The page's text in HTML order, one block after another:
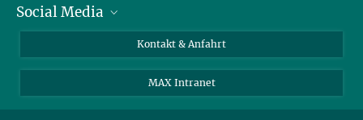
Journalist*innen
Social Media
LinkedIn
Kontakt & Anfahrt
MAX Intranet